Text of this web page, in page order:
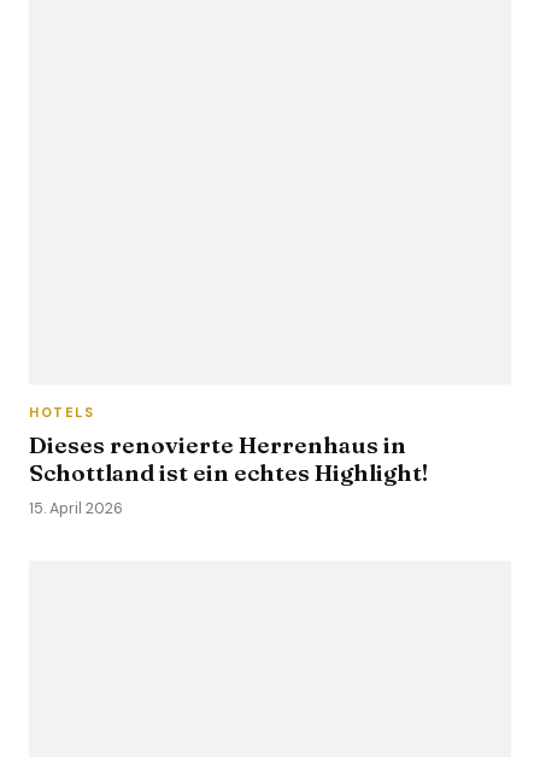
HOTELS
Dieses renovierte Herrenhaus in
Schottland ist ein echtes Highlight!
15. April 2026